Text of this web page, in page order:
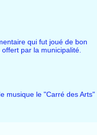
qui fut joué de bon
par la municipalité.
musique le "Carré des Arts"